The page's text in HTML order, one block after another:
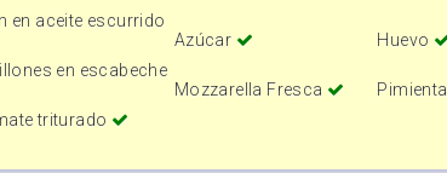
en aceite escurrido
Azúcar
Huevo
en escabeche
Mozzarella Fresca
Pimienta
triturado